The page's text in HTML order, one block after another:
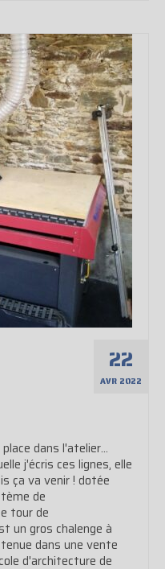
22
AVR 2022
dans l'atelier...
j'écris ces lignes, elle
ça va venir ! dotée
de
tour de
un gros chalenge à
dans une vente
d'architecture de